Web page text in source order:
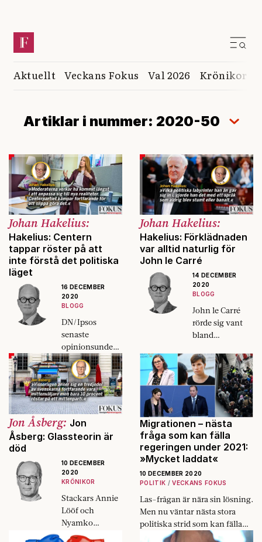
Aktuellt Veckans Fokus Val 2026 Krönikor
Artiklar i nummer: 2020-50
Johan Hakelius:
Hakelius: Centern
tappar röster på att
inte förstå det politiska
läget
16 DECEMBER
2020
BLOGG
DN/Ipsos
senaste
opinionsunders
ökning är den
första
intressanta på
länge. Kanske
kan vi ana ett
nytt läge.
Johan Hakelius:
Hakelius: Förklädnaden
var alltid naturlig för
John le Carré
14 DECEMBER
2020
BLOGG
John le Carré
rörde sig vant
bland
gömde sig mitt
ibland oss.
Förklädnaden
var naturlig för
honom.
Jon Åsberg: Jon
Åsberg: Glassteorin är
död
10 DECEMBER
2020
KRÖNIKOR
Stackars Annie
Lööf och
Nyamko
Sabuni.
Migrationen – nästa
fråga som kan fälla
regeringen under 2021:
»Mycket laddat«
10 DECEMBER 2020
POLITIK
VECKANS FOKUS
Las-frågan är nära sin lösning.
Men nu väntar nästa stora
politiska strid som kan fälla
regeringen – migrationen.